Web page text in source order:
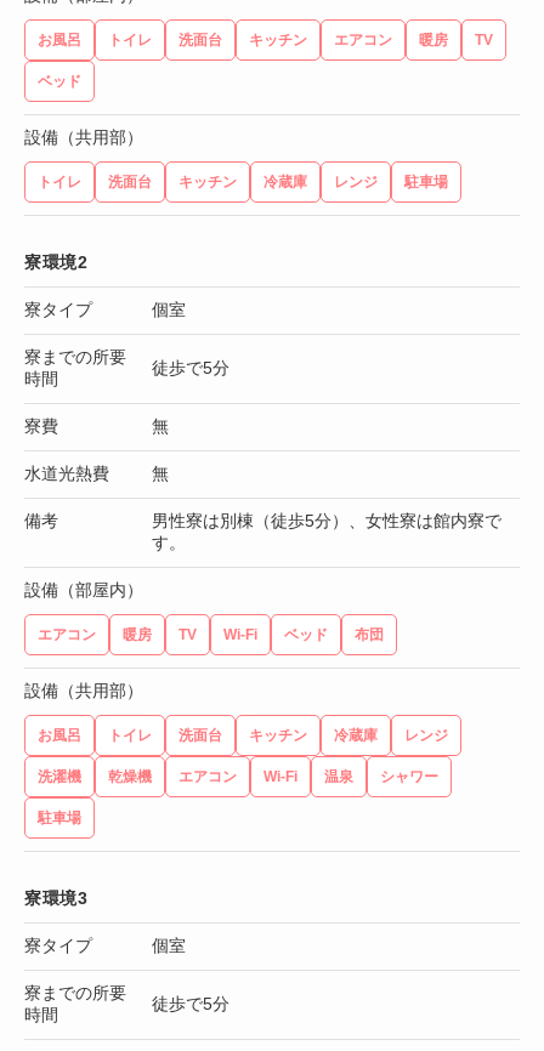
お風呂 トイレ 洗面台 キッチン エアコン 暖房 TV
ベッド
設備（共用部）
トイレ 洗面台 キッチン 冷蔵庫 レンジ 駐車場
寮環境2
寮タイプ 個室
寮までの所要
時間
徒歩で5分
寮費 無
水道光熱費 無
備考
男性寮は別棟（徒歩5分）、女性寮は館内寮で
す。
設備（部屋内）
エアコン 暖房 TV Wi-Fi ベッド 布団
設備（共用部）
お風呂 トイレ 洗面台 キッチン 冷蔵庫 レンジ
洗濯機 乾燥機 エアコン Wi-Fi 温泉 シャワー
駐車場
寮環境3
寮タイプ 個室
寮までの所要
時間
徒歩で5分